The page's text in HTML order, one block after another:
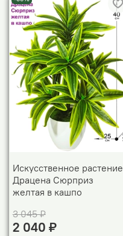
Искусственное растение
Драцена Сюрприз
желтая в кашпо
3 045 ₽
2 040 ₽